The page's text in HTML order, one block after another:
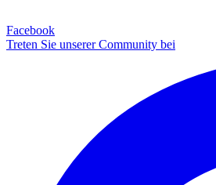
Facebook
Treten Sie unserer Community bei